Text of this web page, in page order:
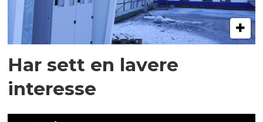
Har sett en lavere
interesse